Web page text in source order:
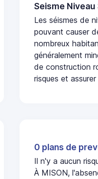
Seisme Niveau
Les séismes de
pouvant causer
nombreux
généralement
de construction
risques et
0 plans de
Il n'y a aucun
À MISON,